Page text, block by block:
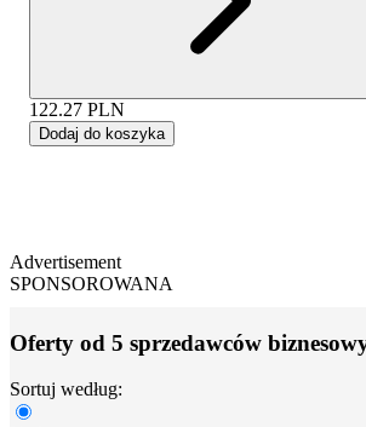
122.27 PLN
Dodaj do koszyka
Advertisement
SPONSOROWANA
Oferty od 5 sprzedawców
Sortuj według: